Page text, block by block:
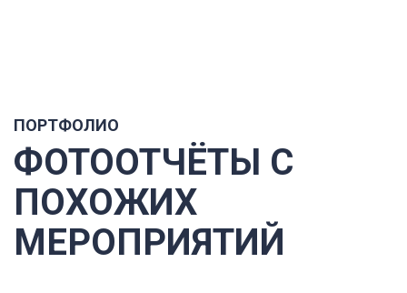
ПОРТФОЛИО
ФОТООТЧЁТЫ С
ПОХОЖИХ
МЕРОПРИЯТИЙ